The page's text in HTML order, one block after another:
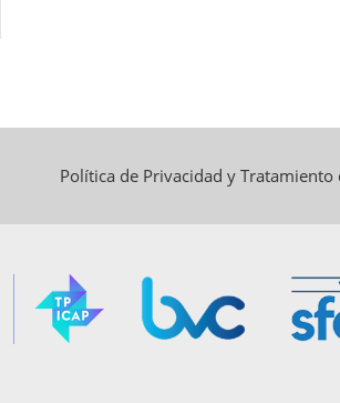
Política de Privacidad y Tratamiento